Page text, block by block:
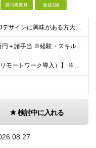
賞与複数月 面接1回
動画編集やSNS、3Dデザインに興味がある方大歓迎！ ―★ 未経験者大歓迎！学歴・経験不問/第二新卒歓迎/WEB面接可能！ ★― 「パソコンの電源ってどうやって入れるの？」 「ワードもエクセルも使
月給：30万円～60万円＋諸手当 ※経験・スキルを考慮して決定します。 試用期間中： 一都三県：月給21万円以上 ※試用期間：6ヶ月～ ※試用期間中は、契約社員となります。
【転勤なし（在宅・リモートワーク導入）】 ※フルリモートあり ※研修中に関しても下記となります。 【本社】 東京都千代田区神田和泉町1番地6-16ヤマトビル405 【プロジェクト先】 一都三県、北
検討中に入れる